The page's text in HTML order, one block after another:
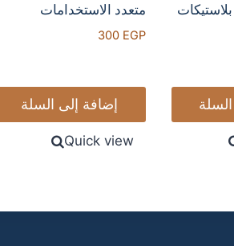
متعدد الاستخدامات
300EGP
إضافة إلى السلة
Quick view